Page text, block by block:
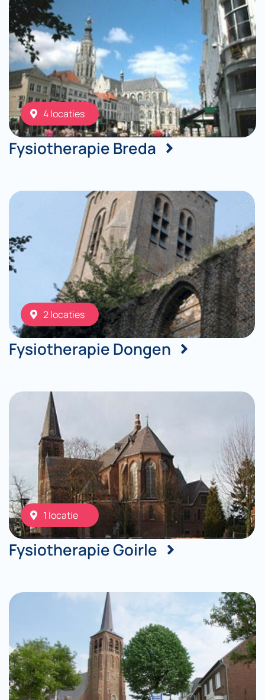
4 locaties
Fysiotherapie Breda
2 locaties
Fysiotherapie Dongen
1 locatie
Fysiotherapie Goirle